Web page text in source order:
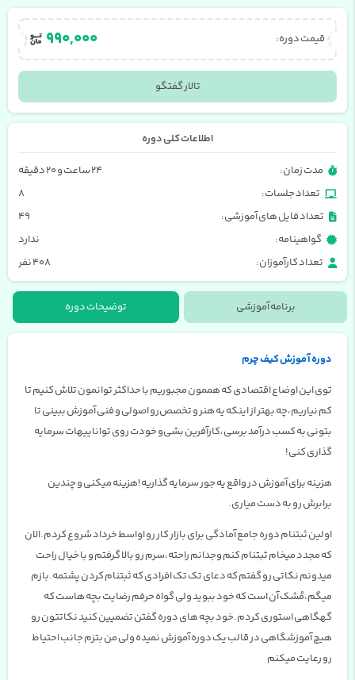
قیمت دوره: ۹۹۰,۰۰۰
تالار گفتگو
اطلاعات کلی دوره
مدت زمان:
۲۴ ساعت و ۲۰ دقیقه
تعداد جلسات:
8
تعداد فایل های آموزشی:
49
گواهینامه:
ندارد
تعداد کارآموزان:
408 نفر
برنامه آموزشی توضیحات دوره
دوره آموزش کیف چرم
توی این اوضاع اقتصادی که هممون مجبوریم با حداکثر توانمون تلاش کنیم تا
کم نیاریم،چه بهتر از اینکه یه هنر و تخصص رو اصولی و فنی آموزش ببینی تا
بتونی به کسب درآمد برسی،کارآفرین بشی و خودت روی تواناییهات سرمایه
گذاری کنی!
هزینه برای آموزش در واقع یه جور سرمایه گذاریه!هزینه میکنی و چندین
برابرش رو به دست میاری.
اولین ثبتنام دوره جامع آمادگی برای بازار کار رو اواسط خرداد شروع کردم.الان
که مجدد میخام ثبتنام کنم وجدانم راحته،سرم رو بالا گرفتم و با خیال راحت
میدونم نکاتی رو گفتم که دعای تک تک افرادی که ثبتنام کردن پشتمه.بازم
میگم،مُشک آن است که خود ببوید ولی گواه حرفم رضایت بچه هاست که
گهگاهی استوری کردم.خود بچه های دوره گفتن تضمیین کنید نکاتتون رو
هیچ آموزشگاهی در قالب یک دوره آموزش نمیده ولی من بتزم جانب احتیاط
رو رعایت میکنم